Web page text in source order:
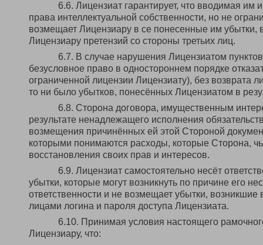
6.6. Лицензиат гарантирует, что вводимая
права интеллектуальной собственности, но не
возмещает Лицензиару в се понесенные им
Лицензиару претензий со стороны третьих лиц.
6.7. В случае нарушения Лицензиатом
безусловное право в одностороннем порядке
ограниченной лицензии Лицензиату), без возврата
то ни было убытков, понесённых Лицензиатом в
6.8. Сторона договора, имущественным
результате ненадлежащего исполнения
возмещения причинённых ей этой Стороной
которыми понимаются расходы, которые Сторона,
восстановления своих прав и интересов.
6.9. Лицензиат самостоятельно несёт
убытки, которые могут возникнуть по причине его
ответственности и не возмещает убытки, возникшие
лицами логина и пароля доступа Лицензиата.
6.10. Принимая условия настоящего
Лицензиару, что: